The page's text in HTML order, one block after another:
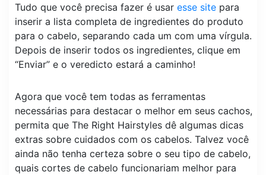
Tudo que você precisa fazer é usar esse site para
inserir a lista completa de ingredientes do produto
para o cabelo, separando cada um com uma vírgula.
Depois de inserir todos os ingredientes, clique em
“Enviar” e o veredicto estará a caminho!
Agora que você tem todas as ferramentas
necessárias para destacar o melhor em seus cachos,
permita que The Right Hairstyles dê algumas dicas
extras sobre cuidados com os cabelos. Talvez você
ainda não tenha certeza sobre o seu tipo de cabelo,
quais cortes de cabelo funcionariam melhor para